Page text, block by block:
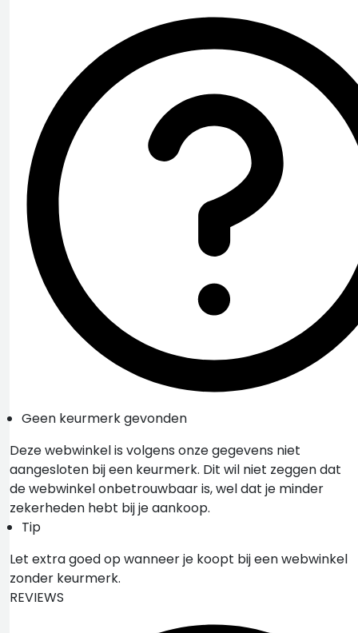
Geen keurmerk gevonden
Deze webwinkel is volgens onze gegevens niet
aangesloten bij een keurmerk. Dit wil niet zeggen dat
de webwinkel onbetrouwbaar is, wel dat je minder
zekerheden hebt bij je aankoop.
Tip
Let extra goed op wanneer je koopt bij een webwinkel
zonder keurmerk.
REVIEWS